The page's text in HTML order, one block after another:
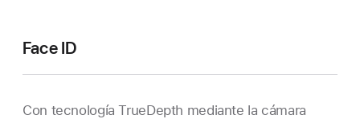
Face ID
Con tecnología TrueDepth mediante la cámara